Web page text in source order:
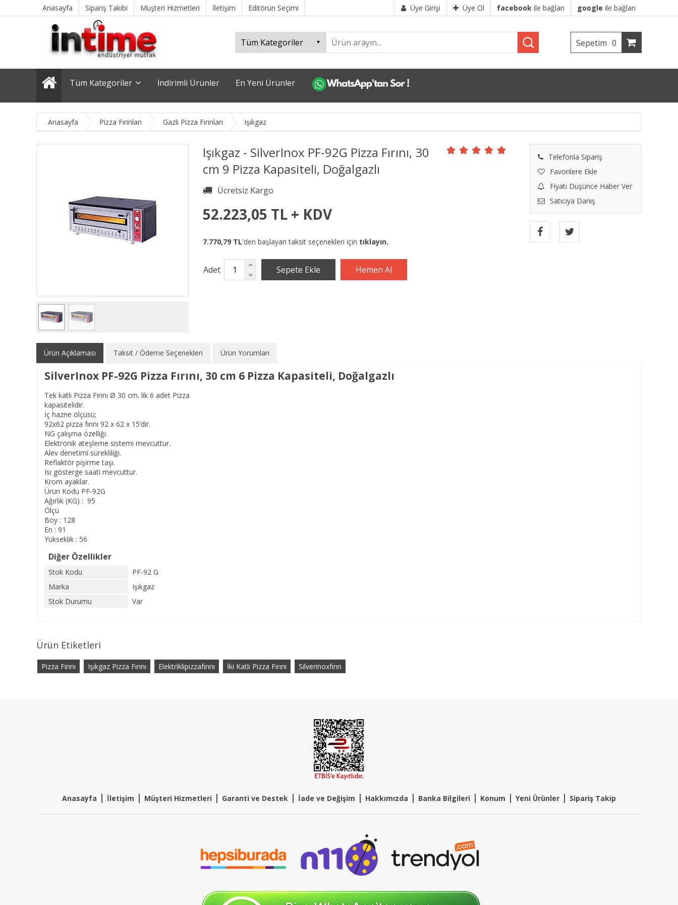
Anasayfa Sipariş Takibi Müşteri Hizmetleri İletişim Editörün Seçimi Üye Girişi Üye Ol facebook ile bağlan google ile bağlan
Sepetim 0
Tüm Kategoriler İndirimli Ürünler En Yeni Ürünler
Anasayfa Pizza Fırınları Gazlı Pizza Fırınları Işıkgaz
Işıkgaz - SilverInox PF-92G Pizza Fırını, 30
cm 9 Pizza Kapasiteli, Doğalgazlı
Telefonla Sipariş
Favorilere Ekle
Fiyatı Düşünce Haber Ver
Satıcıya Danış
52.223,05 TL + KDV
7.770,79 TL'den başlayan taksit seçenekleri için tıklayın.
Adet
Ürün Açıklaması Taksit / Ödeme Seçenekleri Ürün Yorumları
SilverInox PF-92G Pizza Fırını, 30 cm 6 Pizza Kapasiteli, Doğalgazlı
Tek katlı Pizza Fırını Ø 30 cm. lik 6 adet Pizza
kapasitelidir.
İç hazne ölçüsü;
92x62 pizza fırını 92 x 62 x 15’dir.
NG çalışma özelliği.
Elektronik ateşleme sistemi mevcuttur.
Alev denetimi sürekliliği.
Reflaktör pişirme taşı.
Isı gösterge saati mevcuttur.
Krom ayaklar.
Ürün Kodu PF-92G
Ağırlık (KG) : 95
Ölçü
Boy : 128
En : 91
Yükseklik : 56
Diğer Özellikler
Stok Kodu
PF-92 G
Marka
Işıkgaz
Stok Durumu
Var
Ürün Etiketleri
Pizza Fırını Işıkgaz Pizza Fırını Elektriklipizzafırını İki Katlı Pizza Fırını Silverinoxfırın
Anasayfa | İletişim | Müşteri Hizmetleri | Garanti ve Destek | İade ve Değişim | Hakkımızda | Banka Bilgileri | Konum | Yeni Ürünler | Sipariş Takip